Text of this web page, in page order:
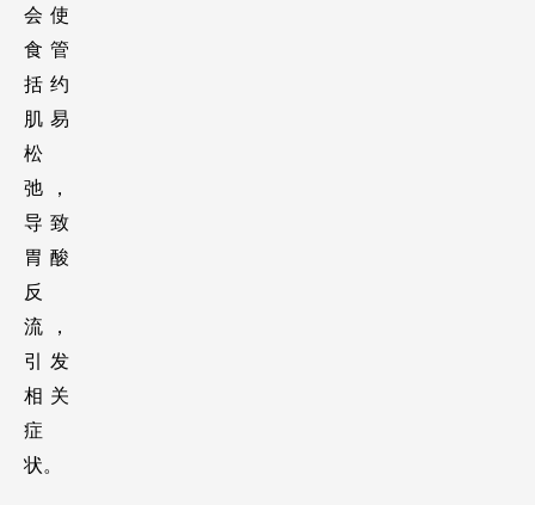
会使
食管
括约
肌易
松
弛，
导致
胃酸
反
流，
引发
相关
症
状。